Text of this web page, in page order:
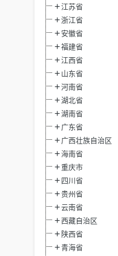
江苏省
浙江省
安徽省
福建省
江西省
山东省
河南省
湖北省
湖南省
广东省
广西壮族自治区
海南省
重庆市
四川省
贵州省
云南省
西藏自治区
陕西省
青海省